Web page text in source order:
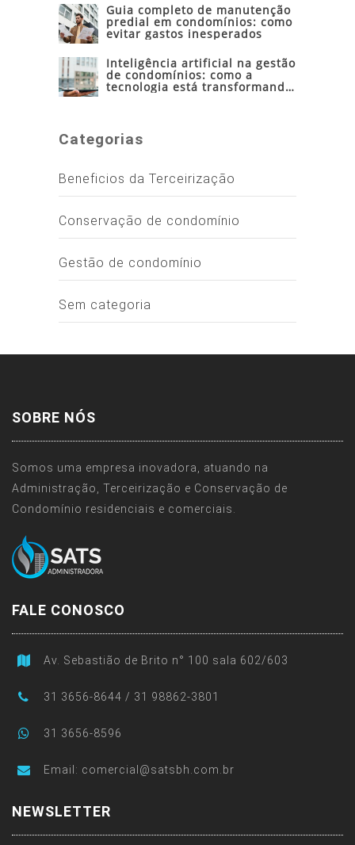
Guia completo de manutenção
predial em condomínios: como
evitar gastos inesperados
Inteligência artificial na gestão
de condomínios: como a
tecnologia está transformando
Categorias
Beneficios da Terceirização
Conservação de condomínio
Gestão de condomínio
Sem categoria
SOBRE NÓS
Somos uma empresa inovadora, atuando na
Administração, Terceirização e Conservação de
Condomínio residenciais e comerciais.
FALE CONOSCO
Av. Sebastião de Brito n° 100 sala 602/603
31 3656-8644 / 31 98862-3801
31 3656-8596
Email: comercial@satsbh.com.br
NEWSLETTER